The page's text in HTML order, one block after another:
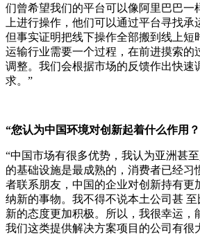
们曾希望我们的平台可以像阿里巴巴一
上进行操作，他们可以通过平台寻找承
但事实证明把线下操作全部搬到线上短
运输行业需要一个过程，在前进摸索的
调整。我们会根据市场的反馈作出快速
求。”
“您认为中国环境对创新起着什么作用？
“中国市场有很多优势，我认为亚洲甚
的基础设施是最成熟的，消费者已经习
者联系朋友，中国的企业对创新持有更
纳新的事物。我不得不说本土公司甚 至
新的态度更加积极。所以，我很幸运，
我们这类提供解决方案项目的公司有很